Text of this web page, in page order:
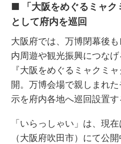
■ 「大阪をめぐるミャク
として府内を巡回
大阪府では、万博閉幕後
内周遊や観光振興につなげ
『大阪をめぐるミャクミ
開。万博会場で親しまれ
示を府内各地へ巡回設置す
「いらっしゃい」は、現
（大阪府吹田市）にて公